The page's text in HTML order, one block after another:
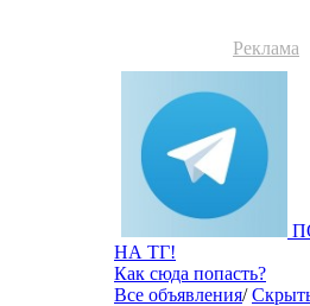
Реклама
НА ТГ!
Как сюда попасть?
Все объявления/